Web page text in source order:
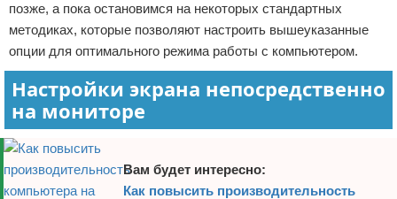
позже, а пока остановимся на некоторых стандартных
методиках, которые позволяют настроить вышеуказанные
опции для оптимального режима работы с компьютером.
Настройки экрана непосредственно
на мониторе
Вам будет интересно:
Как повысить производительность